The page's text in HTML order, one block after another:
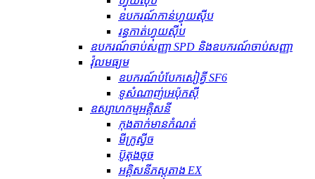
ឧបករណ៍​កាន់​ហ្វុយស៊ីប
រន្ធ​កាត់​ហ្វុយស៊ីប
ឧបករណ៍ចាប់សញ្ញា SPD និងឧបករណ៍ចាប់សញ្ញា
វ៉ុលមធ្យម
ឧបករណ៍បំបែកសៀគ្វី SF6
ទូសំណាញ់អេប៉ុកស៊ី
ឧស្សាហកម្មអគ្គិសនី
កុងតាក់មានកំណត់
មីក្រូស្វីច
ប៊ូតុងចុច
អគ្គិសនីភស្តុតាង EX